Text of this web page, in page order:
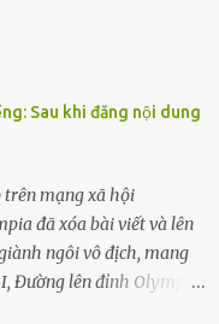
gặp nguy hiểm. Trẻ con
nên dù có phạm sai
nếu người lớn tuổi
Sau khi đăng nội dung
trên mạng xã hội
đã xóa bài viết và lên
ngôi vô địch, mang
Đường lên đỉnh Olympia.